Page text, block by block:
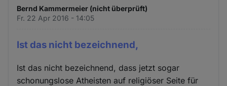
Bernd Kammermeier (nicht überprüft)
Fr. 22 Apr 2016 - 14:05
Ist das nicht bezeichnend,
Ist das nicht bezeichnend, dass jetzt sogar
schonungslose Atheisten auf religiöser Seite für